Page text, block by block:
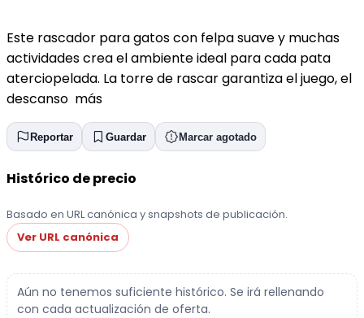
Este rascador para gatos con felpa suave y muchas
actividades crea el ambiente ideal para cada pata
aterciopelada. La torre de rascar garantiza el juego, el
descanso más
Reportar Guardar Marcar agotado
Histórico de precio
Basado en URL canónica y snapshots de publicación.
Ver URL canónica
Aún no tenemos suficiente histórico. Se irá rellenando
con cada actualización de oferta.